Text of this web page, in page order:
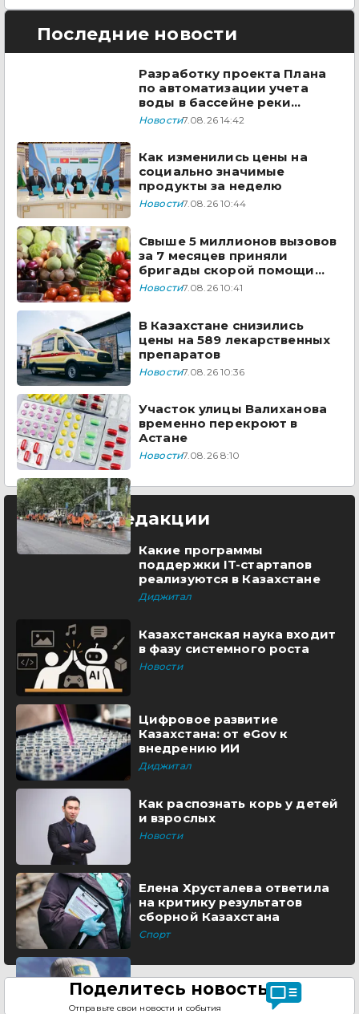
Последние новости
Разработку проекта Плана
по автоматизации учета
воды в бассейне реки
Сырдарья одобрили
Новости7.08.26 14:42
Как изменились цены на
социально значимые
продукты за неделю
Новости7.08.26 10:44
Свыше 5 миллионов вызовов
за 7 месяцев приняли
бригады скорой помощи
Казахстана
Новости7.08.26 10:41
В Казахстане снизились
цены на 589 лекарственных
препаратов
Новости7.08.26 10:36
Участок улицы Валиханова
временно перекроют в
Астане
Новости7.08.26 8:10
Выбор редакции
Какие программы
поддержки IT-стартапов
реализуются в Казахстане
Диджитал
Казахстанская наука входит
в фазу системного роста
Новости
Цифровое развитие
Казахстана: от eGov к
внедрению ИИ
Диджитал
Как распознать корь у детей
и взрослых
Новости
Елена Хрусталева ответила
на критику результатов
сборной Казахстана
Спорт
Поделитесь новостью
Отправьте свои новости и события